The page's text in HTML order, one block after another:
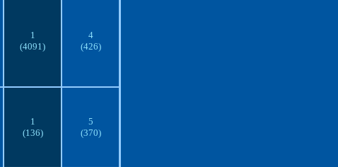
1
(4091)
4
(426)
1
(136)
5
(370)